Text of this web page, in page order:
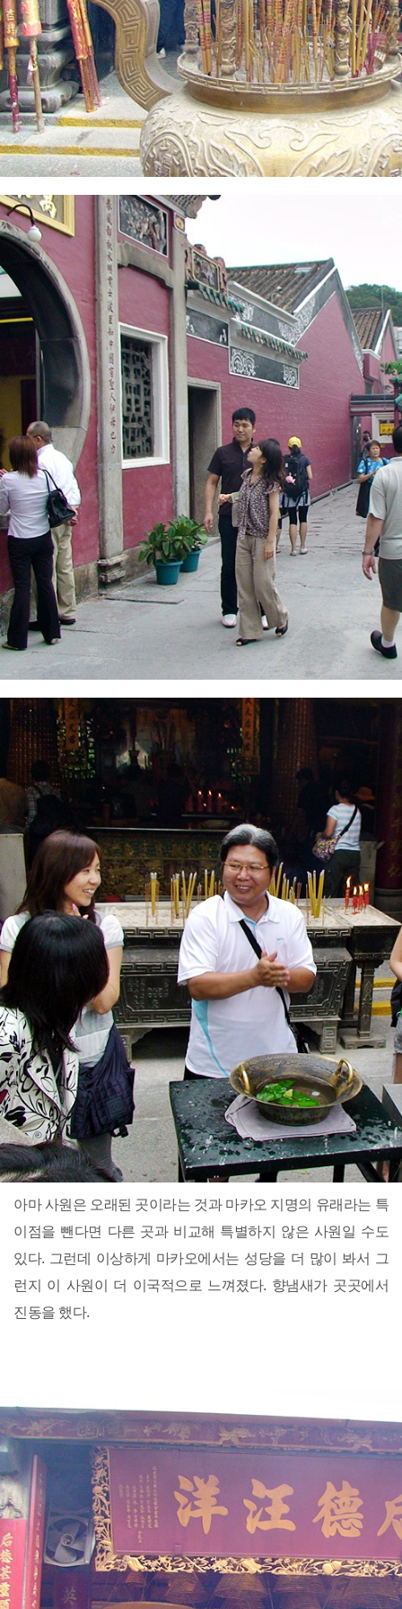
아마 사원은 오래된 곳이라는 것과 마카오 지명의 유래라는 특
이점을 뺀다면 다른 곳과 비교해 특별하지 않은 사원일 수도
있다. 그런데 이상하게 마카오에서는 성당을 더 많이 봐서 그
런지 이 사원이 더 이국적으로 느껴졌다. 향냄새가 곳곳에서
진동을 했다.